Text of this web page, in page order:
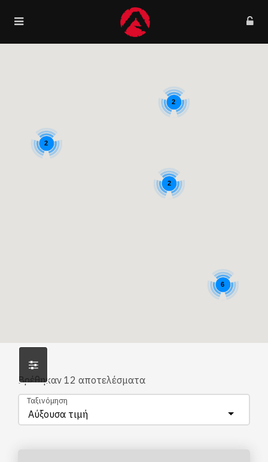
6
2
2
2
Βρέθηκαν 12 αποτελέσματα
Αύξουσα τιμή
Ταξινόμηση